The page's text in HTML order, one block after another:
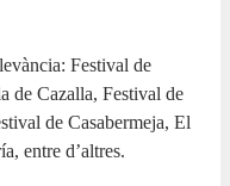
Festival de
de Cazalla, Festival de
de Casabermeja, El
entre d’altres.